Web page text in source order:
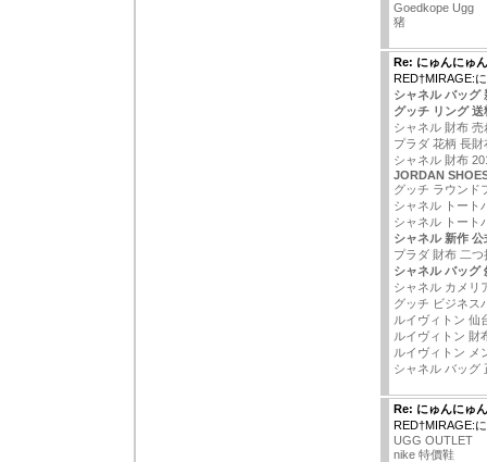
Goedkope Ugg
猪
Re: にゅんにゅ
RED†MIRAGE:
シャネル バッグ
グッチ リング
シャネル 財布 売
プラダ 花柄 長財
シャネル 財布
JORDAN
グッチ ラウンド
シャネル トート
シャネル トート
シャネル 新作 公
プラダ 財布 二
シャネル バッグ
シャネル カメリ
グッチ ビジネス
ルイヴィトン 仙
ルイヴィトン 財
ルイヴィトン メ
シャネル バッグ
Re: にゅんにゅ
RED†MIRAGE:
UGG OUTLET
nike 特價鞋